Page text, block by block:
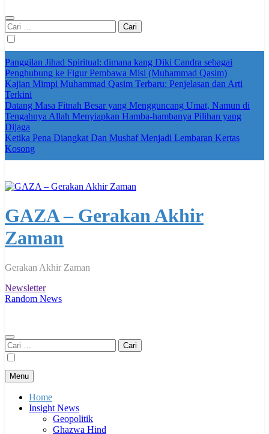
Cari
untuk:
Panggilan Jihad Spiritual: dimana kang Diki Candra sebagai
Penghubung ke Figur Pembawa Misi (Muhammad Qasim)
Kajian Mimpi Muhammad Qasim Terbaru: Penjelasan dan Arti
Terkini
Datang Masa Fitnah Besar yang Mengguncang Umat, Namun di
Tengahnya Allah Menyiapkan Hamba-hambanya Pilihan yang
Dijaga
Ketika Pena Diangkat Dan Mushaf Menjadi Lembaran Kertas
Kosong
GAZA – Gerakan Akhir
Zaman
Gerakan Akhir Zaman
Newsletter
Random News
Cari
untuk:
Menu
Home
Insight News
Geopolitik
Ghazwa Hind